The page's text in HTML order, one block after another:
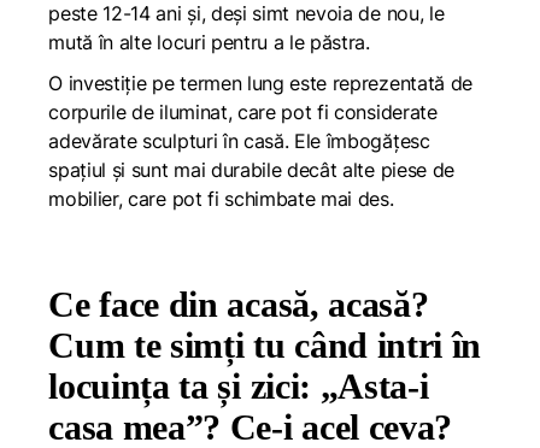
peste 12-14 ani și, deși simt nevoia de nou, le
mută în alte locuri pentru a le păstra.
O investiție pe termen lung este reprezentată de
corpurile de iluminat, care pot fi considerate
adevărate sculpturi în casă. Ele îmbogățesc
spațiul și sunt mai durabile decât alte piese de
mobilier, care pot fi schimbate mai des.
Ce face din acasă, acasă?
Cum te simți tu când intri în
locuința ta și zici: „Asta-i
casa mea”? Ce-i acel ceva?